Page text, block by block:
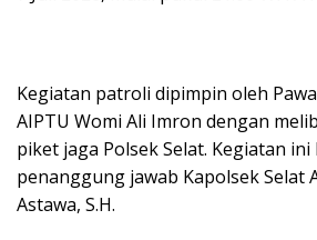
Kegiatan patroli dipimpin oleh
AIPTU Womi Ali Imron dengan
piket jaga Polsek Selat. Kegiatan
penanggung jawab Kapolsek Selat
Astawa, S.H.